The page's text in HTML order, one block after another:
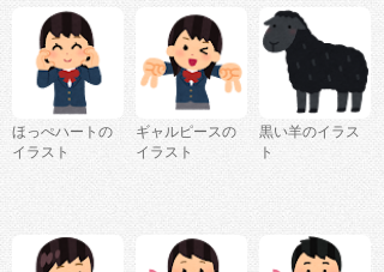
ほっぺハートの
イラスト
ギャルピースの
イラスト
黒い羊のイラス
ト